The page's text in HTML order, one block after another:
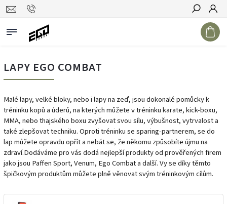
Hledat
LAPY EGO COMBAT
Malé lapy, velké bloky, nebo i lapy na zeď, jsou dokonalé pomůcky k
tréninku kopů a úderů, na kterých můžete v tréninku karate, kick-boxu,
MMA, nebo thajského boxu zvyšovat svou sílu, výbušnost, vytrvalost a
také zlepšovat techniku. Oproti tréninku se sparing-partnerem, se do
lap můžete opravdu opřít a nebát se, že někomu způsobíte újmu na
zdraví.Dodáváme pro vás dodá nejlepší produkty od prověřených firem
jako jsou Paffen Sport, Venum, Ego Combat a další. Vy se díky těmto
špičkovým produktům můžete plně věnovat svým tréninkovým cílům.